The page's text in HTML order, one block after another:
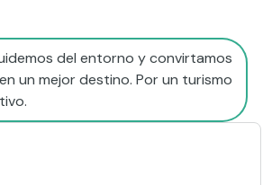
del entorno y convirtamos
un mejor destino. Por un turismo